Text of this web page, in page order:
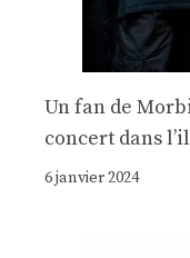
Un fan de
concert dans
6 janvier 2024